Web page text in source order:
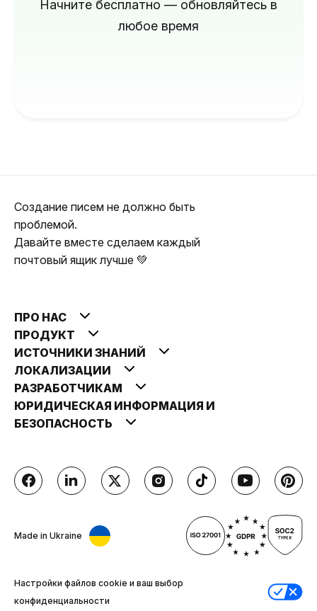
Начните бесплатно — обновляйтесь в
любое время
Создание писем не должно быть
проблемой.
Давайте вместе сделаем каждый
почтовый ящик лучше 💚
ПРО НАС
ПРОДУКТ
ИСТОЧНИКИ ЗНАНИЙ
ЛОКАЛИЗАЦИИ
РАЗРАБОТЧИКАМ
ЮРИДИЧЕСКАЯ ИНФОРМАЦИЯ И
БЕЗОПАСНОСТЬ
Made in Ukraine
Настройки файлов cookie и ваш выбор
конфиденциальности